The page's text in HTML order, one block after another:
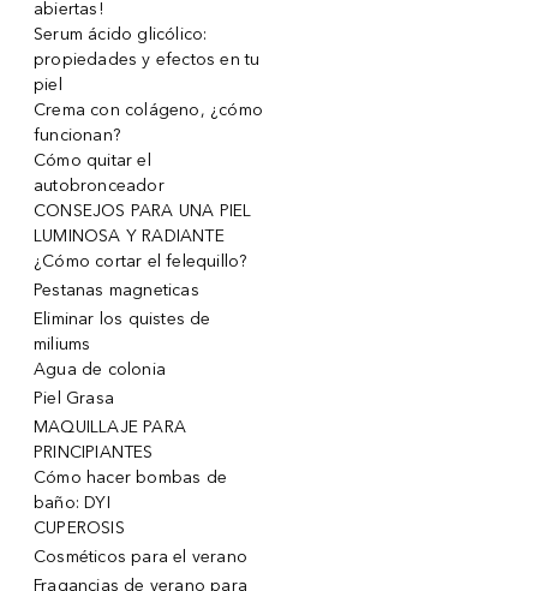
abiertas!
Serum ácido glicólico:
propiedades y efectos en tu
piel
Crema con colágeno, ¿cómo
funcionan?
Cómo quitar el
autobronceador
CONSEJOS PARA UNA PIEL
LUMINOSA Y RADIANTE
¿Cómo cortar el felequillo?
Pestanas magneticas
Eliminar los quistes de
miliums
Agua de colonia
Piel Grasa
MAQUILLAJE PARA
PRINCIPIANTES
Cómo hacer bombas de
baño: DYI
CUPEROSIS
Cosméticos para el verano
Fragancias de verano para